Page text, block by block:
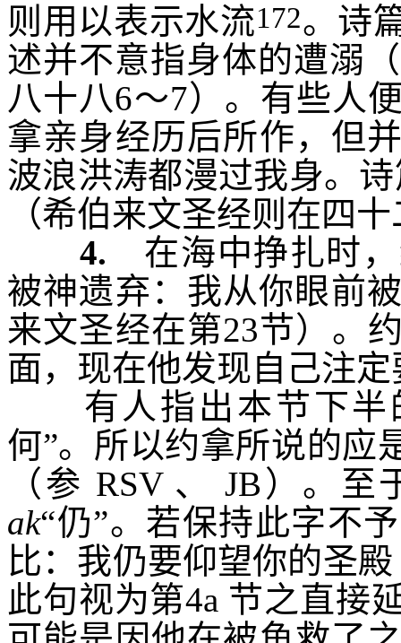
则用以表示水流172。诗
述并不意指身体的遭溺
八十八6～7）。有些人
拿亲身经历后所作，但
波浪洪涛都漫过我身。
（希伯来文圣经则在四十
4. 在海中挣扎时，
被神遗弃： 我从你眼前
来文圣经在第23节）。
面，现在他发现自己注
有人指出本节下半
何”。所以约拿所说的应
（参 RSV 、 JB ）。至
ak“仍”。若保持此字不
比： 我仍要仰望你的圣殿
此句视为第4a 节之直接